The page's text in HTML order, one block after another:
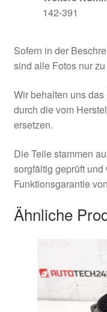
142-391
Sofern in der
sind alle Fotos nur
Wir behalten uns
durch die vom
ersetzen.
Die Teile stammen
sorgfältig geprüft
Funktionsgarantie
Ähnliche